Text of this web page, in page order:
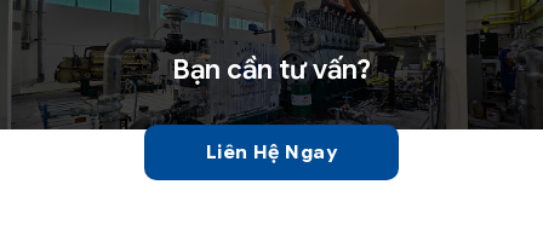
Bạn cần tư vấn?
Liên Hệ Ngay